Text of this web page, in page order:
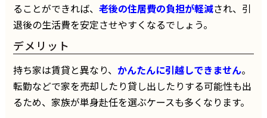
ることができれば、老後の住居費の負担が軽減され、引
退後の生活費を安定させやすくなるでしょう。
デメリット
持ち家は賃貸と異なり、 かんたんに引越しできません。
転勤などで家を売却したり貸し出したりする可能性も出
るため、家族が単身赴任を選ぶケースも多くなります。